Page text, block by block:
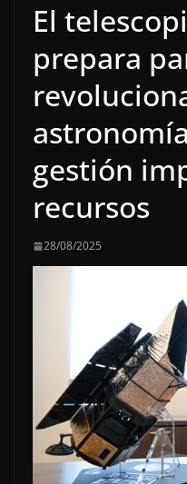
El
prepara
gestión
recursos
28/08/2025